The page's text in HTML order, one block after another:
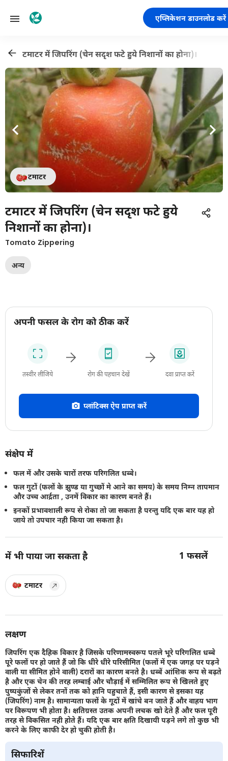
एप्लिकेशन डाउनलोड करें
टमाटर में जिपरिंग (चेन सदृश फटे हुये निशानों का होना)।
टमाटर
टमाटर में जिपरिंग (चेन सदृश फटे हुये
निशानों का होना)।
Tomato Zippering
अन्य
अपनी फसल के रोग को ठीक करें
तस्वीर लीजिये रोग की पहचान देखें दवा प्राप्त करें
प्लांटिक्स ऐप प्राप्त करें
संक्षेप में
फल में और उसके चारों तरफ परिगलित धब्बे।
फल गुटों (फलों के झुण्ड या गुच्छों मे आने का समय) के समय निम्न तापमान
और उच्च आर्द्रता , उनमें विकार का कारण बनते हैं।
इनकों प्रभावशाली रूप से रोका तो जा सकता है परन्तु यदि एक बार यह हो
जाये तो उपचार नही किया जा सकता है।
में भी पाया जा सकता है 1 फसलें
टमाटर
लक्षण
जिपरिंग एक दैहिक विकार है जिसके परिणामस्वरूप पतले भूरे परिगलित धब्बे
पूरे फलों पर हो जाते हैं जो कि धीरे धीरे परिसीमित (फलों में एक जगह पर पड़ने
वाली या सीमित होने वाली) दरारों का कारण बनते है। धब्बें आंशिक रूप से बढ़ते
है और एक चेन की तरह लम्बाई और चौड़ाई में सम्मिलित रूप से खिलते हुए
पुष्पकुंजों से लेकर तनों तक को हानि पहुचाते हैं, इसी कारण से इसका यह
(जिपरिंग) नाम है। सामान्यता फलों के गूदों में खांचे बन जाते हैं और वाहय भाग
पर विरूपण भी होता है। क्षतिग्रस्त उतक अपनी लचक खो देते हैं और फल पूरी
तरह से विकसित नही होते हैं। यदि एक बार क्षति दिखायी पड़ने लगे तो कुछ भी
करने के लिए काफी देर हो चुकी होती है।
सिफारिशें